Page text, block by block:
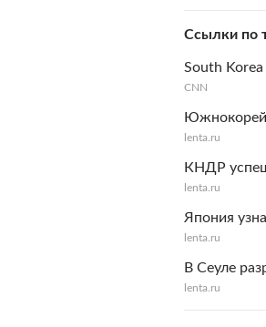
Ссылки по
South
CNN
lenta.ru
КНДР
lenta.ru
Япония
lenta.ru
В Сеуле
lenta.ru